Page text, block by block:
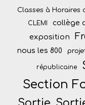
Classes à Horaires
CLEMI collège
exposition
nous les 800
républicaine
Section